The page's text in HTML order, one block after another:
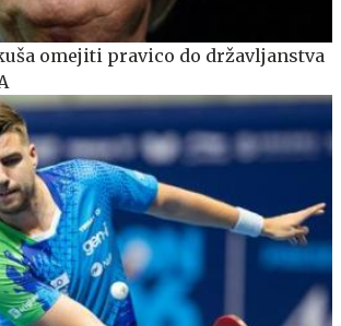
omejiti pravico do državljanstva